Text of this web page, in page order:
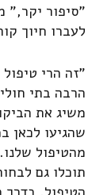
"סיפור יקר,"
לעברו חיוך
"זה הרי טיפול
הרבה בתי
משיג את
שהגיעו לכאן
מהטיפול
תוכלו גם